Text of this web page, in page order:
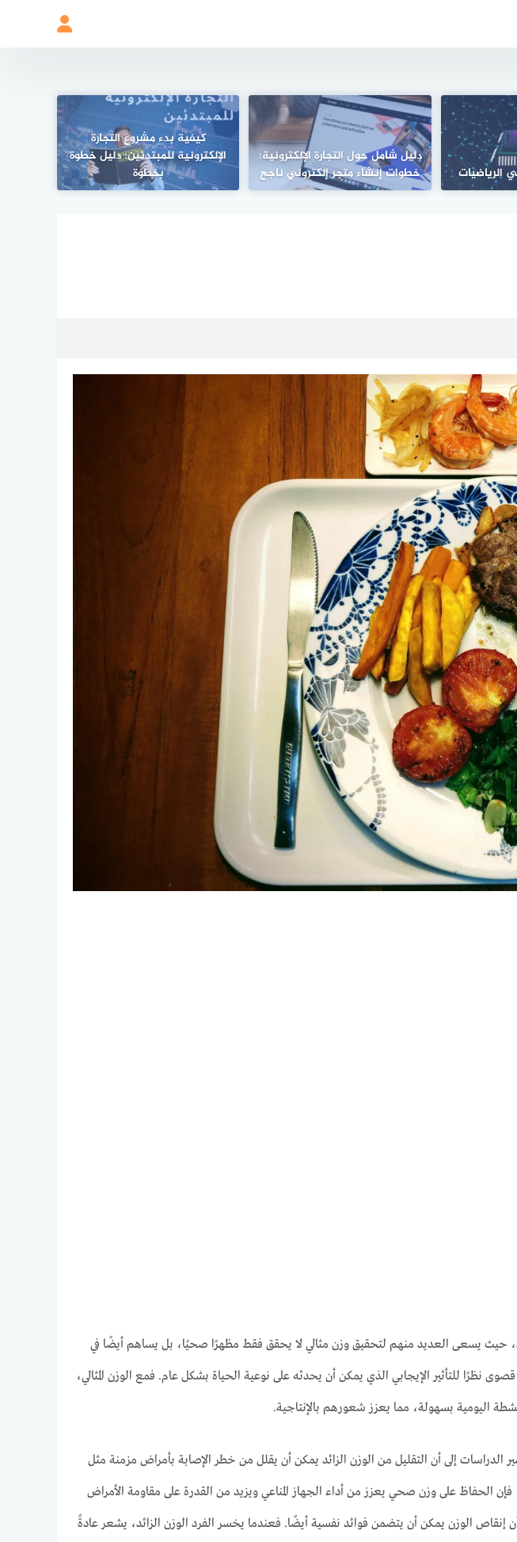
الرياضيات
دليل شامل حول التجارة الإلكترونية:
خطوات إنشاء متجر إلكتروني ناجح
كيفية بدء مشروع التجارة
الإلكترونية للمبتدئين: دليل خطوة
بخطوة
حيث يسعى العديد منهم لتحقيق وزن مثالي لا يحقق فقط مظهرًا صحيًا، بل يساهم أيضًا في
نظرًا للتأثير الإيجابي الذي يمكن أن يحدثه على نوعية الحياة بشكل عام. فمع الوزن المثالي،
اليومية بسهولة، مما يعزز شعورهم بالإنتاجية.
الدراسات إلى أن التقليل من الوزن الزائد يمكن أن يقلل من خطر الإصابة بأمراض مزمنة مثل
الحفاظ على وزن صحي يعزز من أداء الجهاز المناعي ويزيد من القدرة على مقاومة الأمراض
إنقاص الوزن يمكن أن يتضمن فوائد نفسية أيضًا. فعندما يخسر الفرد الوزن الزائد، يشعر عادةً